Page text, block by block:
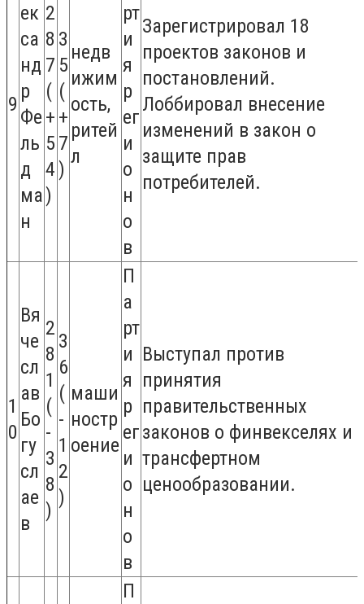
9
ек
са
нд
р
Фе
ль
д
ма
н
2
8
7
(
+
5
4
)
3
5
(
+
7
)
недв
ижим
ость,
ритей
л
рт
и
я
р
ег
и
о
н
о
в
Зарегистрировал 18
проектов законов и
постановлений.
Лоббировал внесение
изменений в закон о
защите прав
потребителей.
1
0
Вя
че
сл
ав
Бо
гу
сл
ае
в
2
8
1
(
-
3
8
)
3
6
(
-
1
2
)
маши
ностр
оение
П
а
рт
и
я
р
ег
и
о
н
о
в
Выступал против
принятия
правительственных
законов о финвекселях и
трансфертном
ценообразовании.
П